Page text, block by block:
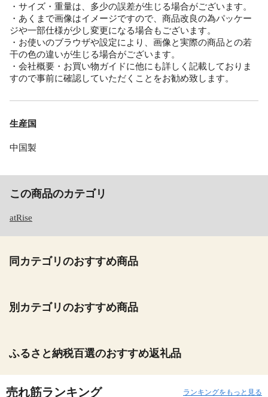
・サイズ・重量は、多少の誤差が生じる場合がございます。
・あくまで画像はイメージですので、商品改良の為パッケー
ジや一部仕様が少し変更になる場合もございます。
・お使いのブラウザや設定により、画像と実際の商品との若
干の色の違いが生じる場合がございます。
・会社概要・お買い物ガイドに他にも詳しく記載しておりま
すので事前に確認していただくことをお勧め致します。
生産国
中国製
この商品のカテゴリ
atRise
同カテゴリのおすすめ商品
別カテゴリのおすすめ商品
ふるさと納税百選のおすすめ返礼品
売れ筋ランキング ランキングをもっと見る